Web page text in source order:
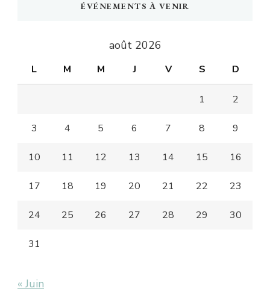
ÉVÉNEMENTS À VENIR
août 2026
L M M J V S D
1 2
3 4 5 6 7 8 9
10 11 12 13 14 15 16
17 18 19 20 21 22 23
24 25 26 27 28 29 30
31
« Juin